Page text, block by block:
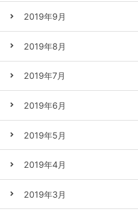
2019年9月
2019年8月
2019年7月
2019年6月
2019年5月
2019年4月
2019年3月